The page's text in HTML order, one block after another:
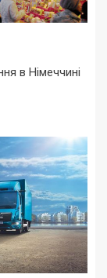
в Німеччині